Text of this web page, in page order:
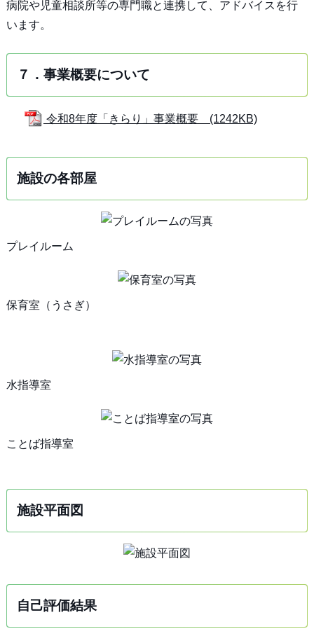
病院や児童相談所等の専門職と連携して、アドバイスを行
います。
７．事業概要について
令和8年度「きらり」事業概要 (1242KB)
施設の各部屋
プレイルーム
保育室（うさぎ）
水指導室
ことば指導室
施設平面図
自己評価結果